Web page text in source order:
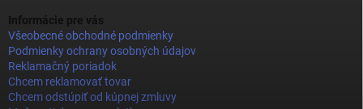
Informácie pre vás
Všeobecné obchodné podmienky
Podmienky ochrany osobných údajov
Reklamačný poriadok
Chcem reklamovať tovar
Chcem odstúpiť od kúpnej zmluvy